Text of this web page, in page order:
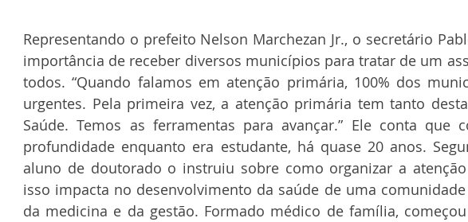
Representando o prefeito Nelson Marchezan Jr., o secretário
importância de receber diversos municípios para tratar de um
todos. “Quando falamos em atenção primária, 100% dos
urgentes. Pela primeira vez, a atenção primária tem tanto
Saúde. Temos as ferramentas para avançar.” Ele conta que
profundidade enquanto era estudante, há quase 20 anos.
aluno de doutorado o instruiu sobre como organizar a
isso impacta no desenvolvimento da saúde de uma
da medicina e da gestão. Formado médico de família,